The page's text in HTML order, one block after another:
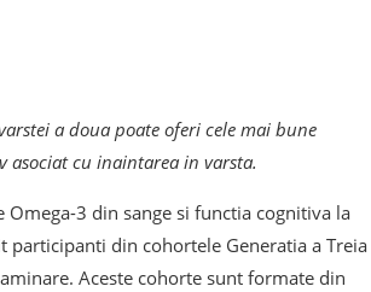
a doua poate oferi cele mai bune
cu inaintarea in varsta.
3 din sange si functia cognitiva la
din cohortele Generatia a Treia
Aceste cohorte sunt formate din